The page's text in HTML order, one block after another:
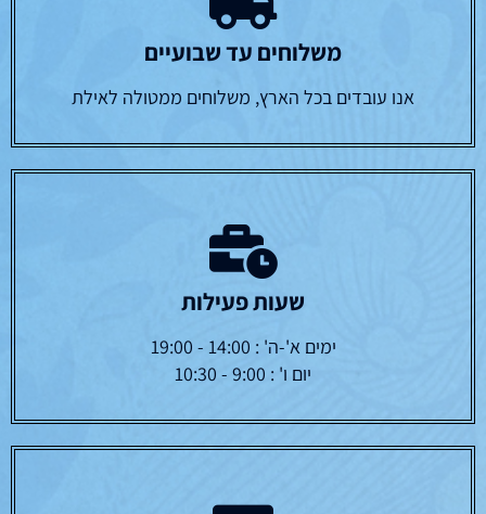
משלוחים עד שבועיים
אנו עובדים בכל הארץ, משלוחים ממטולה לאילת
שעות פעילות
ימים א'-ה' : 14:00 - 19:00
יום ו' : 9:00 - 10:30